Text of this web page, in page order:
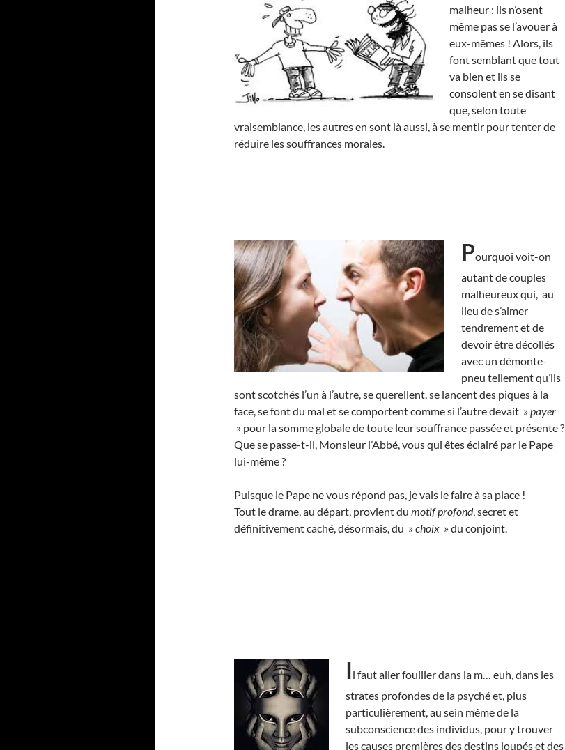
malheur : ils n’osent
même pas se l’avouer à
eux-mêmes ! Alors, ils
font semblant que tout
va bien et ils se
consolent en se disant
que, selon toute
vraisemblance, les autres en sont là aussi, à se mentir pour tenter de
réduire les souffrances morales.
Pourquoi voit-on
autant de couples
malheureux qui, au
lieu de s’aimer
tendrement et de
devoir être décollés
avec un démonte-
pneu tellement qu’ils
sont scotchés l’un à l’autre, se querellent, se lancent des piques à la
face, se font du mal et se comportent comme si l’autre devait »payer
» pour la somme globale de toute leur souffrance passée et présente ?
Que se passe-t-il, Monsieur l’Abbé, vous qui êtes éclairé par le Pape
lui-même ?
Puisque le Pape ne vous répond pas, je vais le faire à sa place !
Tout le drame, au départ, provient du motif profond, secret et
définitivement caché, désormais, du »choix » du conjoint.
Il faut aller fouiller dans la m… euh, dans les
strates profondes de la psyché et, plus
particulièrement, au sein même de la
subconscience des individus, pour y trouver
les causes premièresdes destins loupés et des